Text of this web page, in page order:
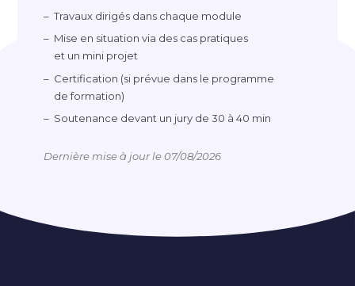
Travaux dirigés dans chaque module
Mise en situation via des cas pratiques
et un mini projet
Certification (si prévue dans le programme
de formation)
Soutenance devant un jury de 30 à 40 min
Dernière mise à jour le 07/08/2026